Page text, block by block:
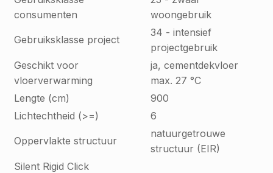
consumenten
woongebruik
Gebruiksklasse project
34 - intensief
projectgebruik
Geschikt voor
vloerverwarming
ja, cementdekvloer
max. 27 °C
Lengte (cm)
900
Lichtechtheid (>=)
6
Oppervlakte structuur
natuurgetrouwe
structuur (EIR)
Silent Rigid Click